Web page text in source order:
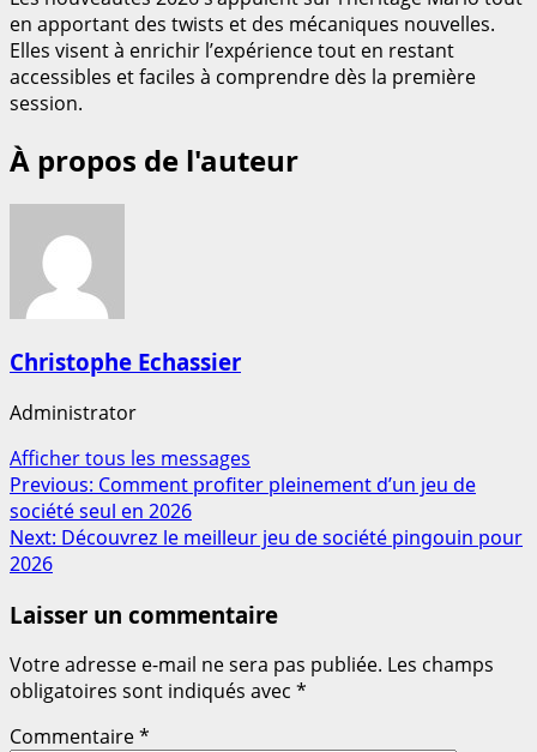
en apportant des twists et des mécaniques nouvelles.
Elles visent à enrichir l’expérience tout en restant
accessibles et faciles à comprendre dès la première
session.
À propos de l'auteur
Christophe Echassier
Administrator
Afficher tous les messages
Post
navigation
Previous: Comment profiter pleinement d’un jeu de
société seul en 2026
Next: Découvrez le meilleur jeu de société pingouin pour
2026
Laisser un commentaire
Votre adresse e-mail ne sera pas publiée. Les champs
obligatoires sont indiqués avec *
Commentaire*